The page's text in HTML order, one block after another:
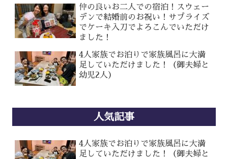
仲の良いお二人での宿泊！スウェー
デンで結婚前のお祝い！サプライズ
でケーキ入刀でよろこんでいただけ
ました！
4人家族でお泊りで家族風呂に大満
足していただけました！（御夫婦と
幼児2人）
人気記事
4人家族でお泊りで家族風呂に大満
足していただけました！（御夫婦と